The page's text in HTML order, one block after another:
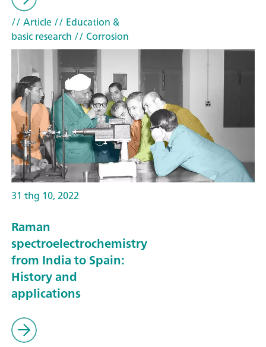
// Article// Education &
basic research // Corrosion
31 thg 10, 2022
Raman
spectroelectrochemistry
from India to Spain:
History and
applications